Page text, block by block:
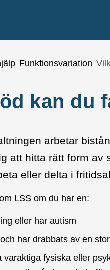
Funktionsvariation
kan du
arbetar
att hitta rätt form
eller delta i
LSS om du har en:
eller har autism
har drabbats av en
varaktiga fysiska eller